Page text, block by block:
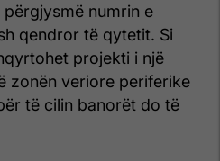
numrin e
qendror të qytetit. Si
projekti i një
zonën veriore periferike
të cilin banorët do të